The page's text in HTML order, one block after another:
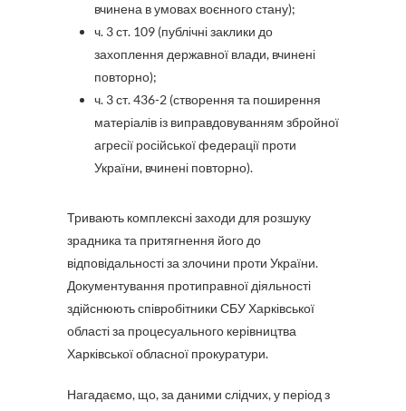
вчинена в умовах воєнного стану);
ч. 3 ст. 109 (публічні заклики до
захоплення державної влади, вчинені
повторно);
ч. 3 ст. 436-2 (створення та поширення
матеріалів із виправдовуванням збройної
агресії російської федерації проти
України, вчинені повторно).
Тривають комплексні заходи для розшуку
зрадника та притягнення його до
відповідальності за злочини проти України.
Документування протиправної діяльності
здійснюють співробітники СБУ Харківської
області за процесуального керівництва
Харківської обласної прокуратури.
Нагадаємо, що, за даними слідчих, у період з